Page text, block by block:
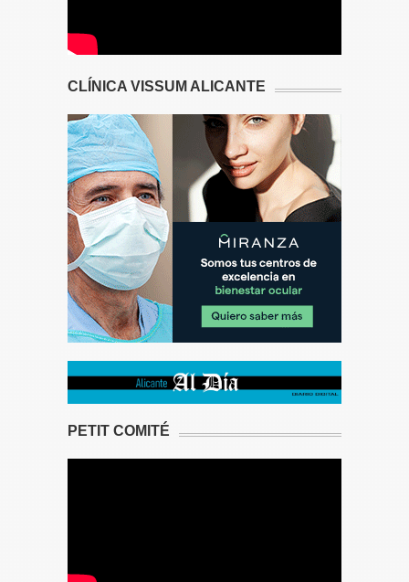
CLÍNICA VISSUM ALICANTE
PETIT COMITÉ